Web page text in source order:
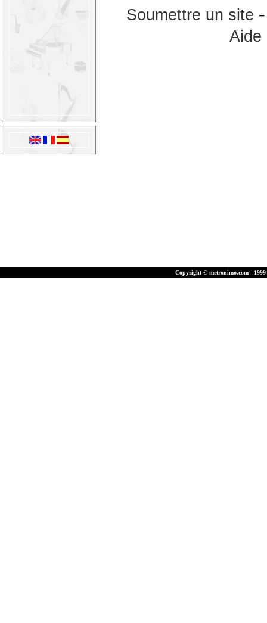
Soumettre un site
Aide
Copyright © metronimo.com -